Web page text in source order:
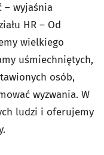
– wyjaśnia
HR – Od
wielkiego
uśmiechniętych,
osób,
wyzwania. W
ludzi i oferujemy